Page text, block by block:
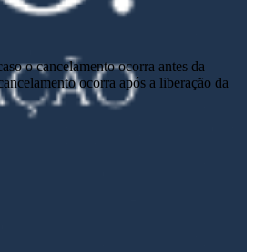
o cancelamento ocorra antes da
ocorra após a liberação da